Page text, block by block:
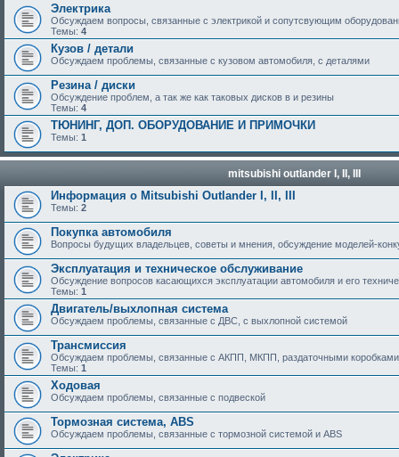
Электрика
Обсуждаем вопросы, связанные с электрикой и сопутсвующим
Темы: 4
Кузов / детали
Обсуждаем проблемы, связанные с кузовом автомобиля, с деталями
Резина / диски
Обсуждение проблем, а так же как таковых дисков в и резины
Темы: 4
ТЮНИНГ, ДОП. ОБОРУДОВАНИЕ И ПРИМОЧКИ
Темы: 1
mitsubishi outlander I, II, III
Информация о Mitsubishi Outlander I, II, III
Темы: 2
Покупка автомобиля
Вопросы будущих владельцев, советы и мнения, обсуждение моделей-
Эксплуатация и техническое обслуживание
Обсуждение вопросов касающихся эксплуатации автомобиля и его
Темы: 1
Двигатель/выхлопная система
Обсуждаем проблемы, связанные с ДВС, с выхлопной системой
Трансмиссия
Обсуждаем проблемы, связанные с АКПП, МКПП, раздаточными
Темы: 1
Ходовая
Обсуждаем проблемы, связанные с подвеской
Тормозная система, ABS
Обсуждаем проблемы, связанные с тормозной системой и ABS